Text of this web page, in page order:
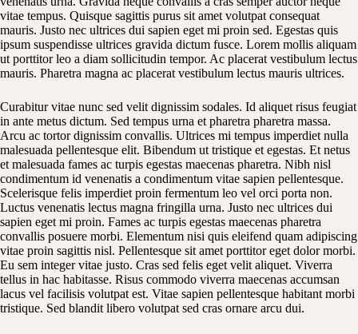
vitae tempus. Quisque sagittis purus sit amet volutpat consequat
mauris. Justo nec ultrices dui sapien eget mi proin sed. Egestas quis
ipsum suspendisse ultrices gravida dictum fusce. Lorem mollis aliquam
ut porttitor leo a diam sollicitudin tempor. Ac placerat vestibulum lectus
mauris. Pharetra magna ac placerat vestibulum lectus mauris ultrices.
Curabitur vitae nunc sed velit dignissim sodales. Id aliquet risus feugiat
in ante metus dictum. Sed tempus urna et pharetra pharetra massa.
Arcu ac tortor dignissim convallis. Ultrices mi tempus imperdiet nulla
malesuada pellentesque elit. Bibendum ut tristique et egestas. Et netus
et malesuada fames ac turpis egestas maecenas pharetra. Nibh nisl
condimentum id venenatis a condimentum vitae sapien pellentesque.
Scelerisque felis imperdiet proin fermentum leo vel orci porta non.
Luctus venenatis lectus magna fringilla urna. Justo nec ultrices dui
sapien eget mi proin. Fames ac turpis egestas maecenas pharetra
convallis posuere morbi. Elementum nisi quis eleifend quam adipiscing
vitae proin sagittis nisl. Pellentesque sit amet porttitor eget dolor morbi.
Eu sem integer vitae justo. Cras sed felis eget velit aliquet. Viverra
tellus in hac habitasse. Risus commodo viverra maecenas accumsan
lacus vel facilisis volutpat est. Vitae sapien pellentesque habitant morbi
tristique. Sed blandit libero volutpat sed cras ornare arcu dui.